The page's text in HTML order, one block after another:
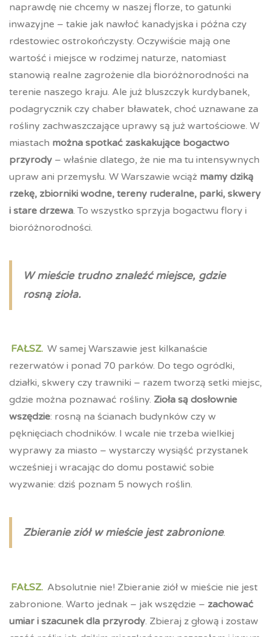
naprawdę nie chcemy w naszej florze, to gatunki
inwazyjne – takie jak nawłoć kanadyjska i późna czy
rdestowiec ostrokończysty. Oczywiście mają one
wartość i miejsce w rodzimej naturze, natomiast
stanowią realne zagrożenie dla bioróżnorodności na
terenie naszego kraju. Ale już bluszczyk kurdybanek,
podagrycznik czy chaber bławatek, choć uznawane za
rośliny zachwaszczające uprawy są już wartościowe. W
miastach można spotkać zaskakujące bogactwo
przyrody – właśnie dlatego, że nie ma tu intensywnych
upraw ani przemysłu. W Warszawie wciąż mamy dziką
rzekę, zbiorniki wodne, tereny ruderalne, parki, skwery
i stare drzewa. To wszystko sprzyja bogactwu flory i
bioróżnorodności.
W mieście trudno znaleźć miejsce, gdzie
rosną zioła.
FAŁSZ. W samej Warszawie jest kilkanaście
rezerwatów i ponad 70 parków. Do tego ogródki,
działki, skwery czy trawniki – razem tworzą setki miejsc,
gdzie można poznawać rośliny. Zioła są dosłownie
wszędzie: rosną na ścianach budynków czy w
pęknięciach chodników. I wcale nie trzeba wielkiej
wyprawy za miasto – wystarczy wysiąść przystanek
wcześniej i wracając do domu postawić sobie
wyzwanie: dziś poznam 5 nowych roślin.
Zbieranie ziół w mieście jest zabronione.
FAŁSZ. Absolutnie nie! Zbieranie ziół w mieście nie jest
zabronione. Warto jednak – jak wszędzie – zachować
umiar i szacunek dla przyrody. Zbieraj z głową i zostaw